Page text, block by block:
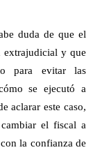
duda de que el
extrajudicial y que
para evitar las
se ejecutó a
aclarar este caso,
el fiscal a
la confianza de